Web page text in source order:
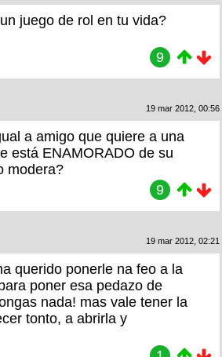
juego de rol en tu vida?
9
19 mar 2012, 00:56
a amigo que quiere a una
está ENAMORADO de su
modera?
9
19 mar 2012, 02:21
querido ponerle na feo a la
poner esa pedazo de
nada! mas vale tener la
tonto, a abrirla y